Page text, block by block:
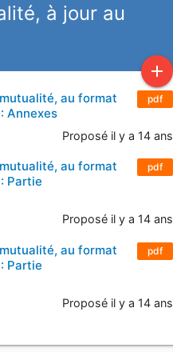
à jour au
add
pdf
au format
Annexes
Proposé il y a 14 ans
pdf
au format
Partie
Proposé il y a 14 ans
pdf
au format
Partie
Proposé il y a 14 ans